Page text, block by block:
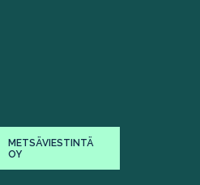
METSÄVIESTINTÄ
OY